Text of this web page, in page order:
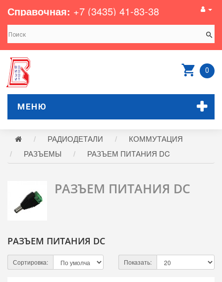
Справочная: +7 (3435) 41-83-38
0
МЕНЮ
РАДИОДЕТАЛИ
КОММУТАЦИЯ
РАЗЪЕМЫ
РАЗЪЕМ ПИТАНИЯ DC
РАЗЪЕМ ПИТАНИЯ DC
РАЗЪЕМ ПИТАНИЯ DC
Сортировка: Показать: